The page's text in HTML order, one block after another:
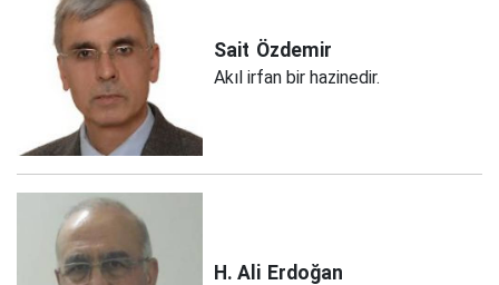
Sait Özdemir
Akıl irfan bir hazinedir.
H. Ali Erdoğan